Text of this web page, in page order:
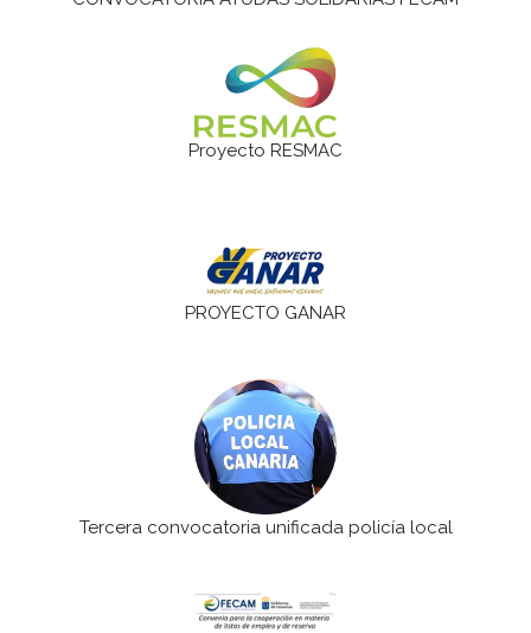
Proyecto RESMAC
PROYECTO GANAR
Tercera convocatoria unificada policía local